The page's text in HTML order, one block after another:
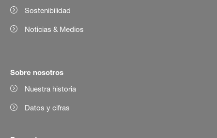
Sostenibilidad
Noticias & Medios
Sobre nosotros
Nuestra historia
Datos y cifras